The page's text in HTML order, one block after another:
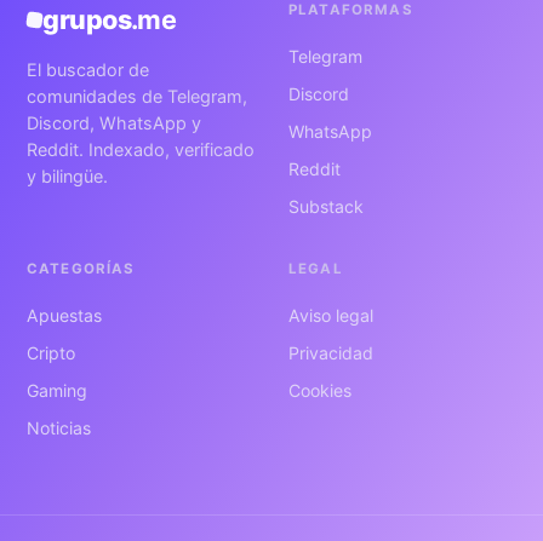
grupos.me
El buscador de
comunidades de Telegram,
Discord, WhatsApp y
Reddit. Indexado, verificado
y bilingüe.
PLATAFORMAS
Telegram
Discord
WhatsApp
Reddit
Substack
CATEGORÍAS
Apuestas
Cripto
Gaming
Noticias
LEGAL
Aviso legal
Privacidad
Cookies